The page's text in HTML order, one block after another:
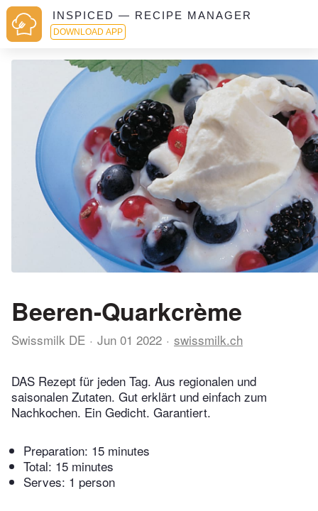
INSPICED — RECIPE MANAGER
DOWNLOAD APP
Beeren-Quarkcrème
Swissmilk DE Jun 01 2022 swissmilk.ch
DAS Rezept für jeden Tag. Aus regionalen und
saisonalen Zutaten. Gut erklärt und einfach zum
Nachkochen. Ein Gedicht. Garantiert.
Preparation: 15 minutes
Total: 15 minutes
Serves: 1 person